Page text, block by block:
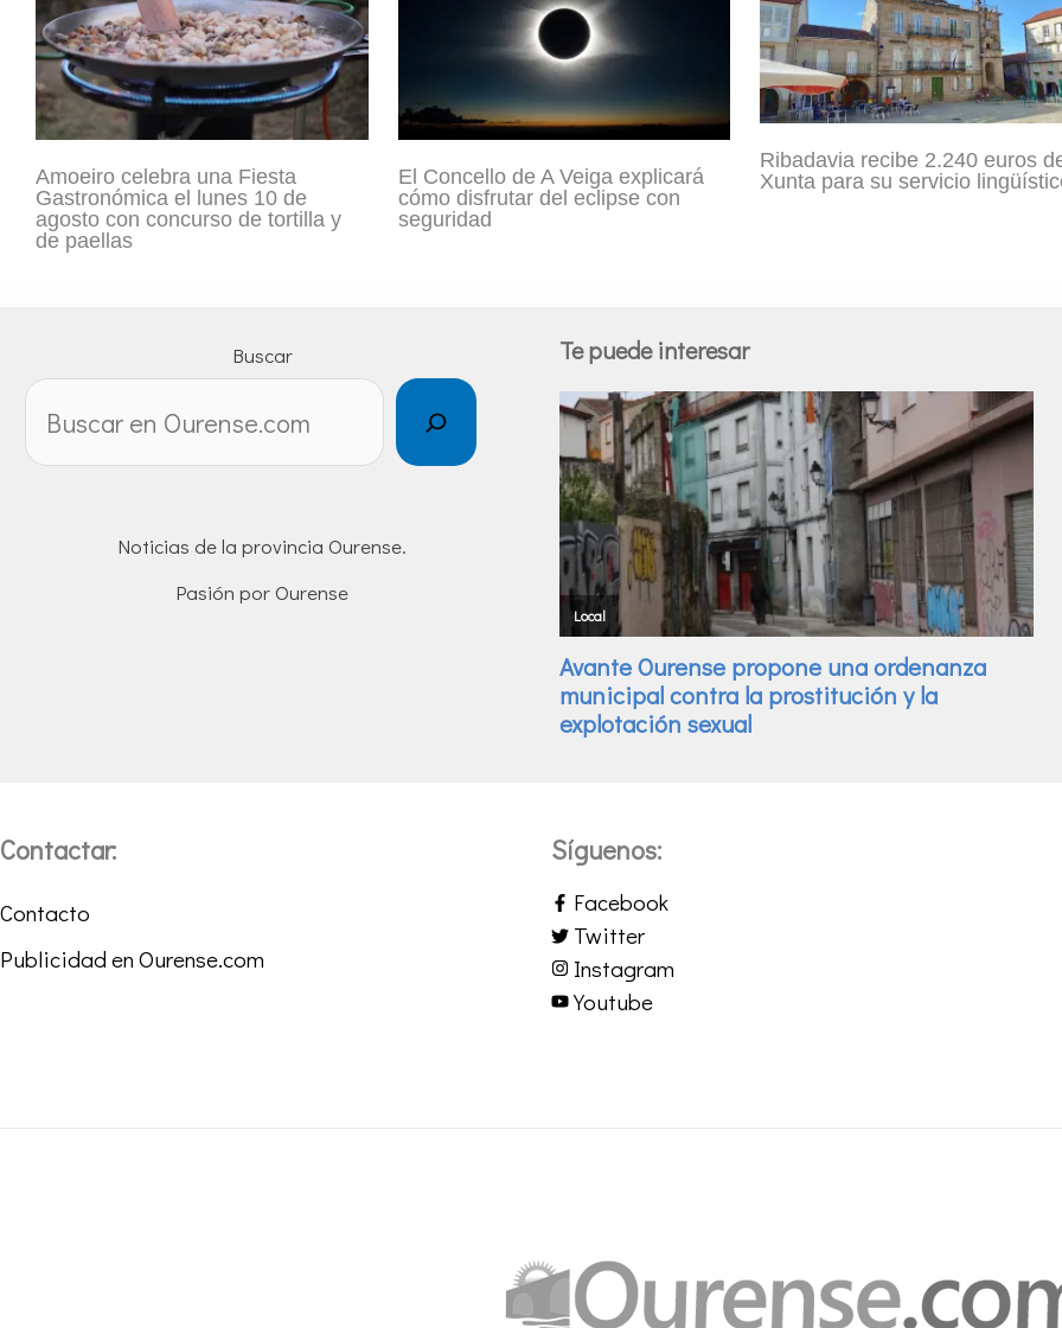
Amoeiro celebra una Fiesta
Gastronómica el lunes 10 de
agosto con concurso de tortilla y
de paellas
El Concello de A Veiga explicará
cómo disfrutar del eclipse con
seguridad
Ribadavia recibe 2.240 euros
Xunta para su servicio
Buscar
Noticias de la provincia Ourense.
Pasión por Ourense
Te puede interesar
Contactar:
Contacto
Publicidad en Ourense.com
Síguenos:
Facebook
Twitter
Instagram
Youtube